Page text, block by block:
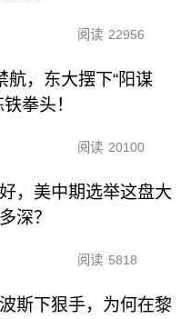
阅读 22956
航，东大摆下“阳谋
拳头！
阅读 20100
，美中期选举这盘大
深？
阅读 5818
斯下狠手，为何在黎